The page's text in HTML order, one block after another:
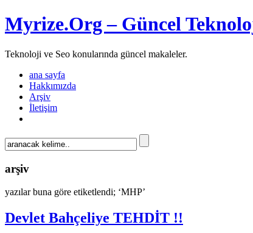
Myrize.Org – Güncel
Teknoloji ve Seo konularında güncel makaleler.
ana sayfa
Hakkımızda
Arşiv
İletişim
arşiv
yazılar buna göre etiketlendi; ‘MHP’
Devlet Bahçeliye TEHDİT !!